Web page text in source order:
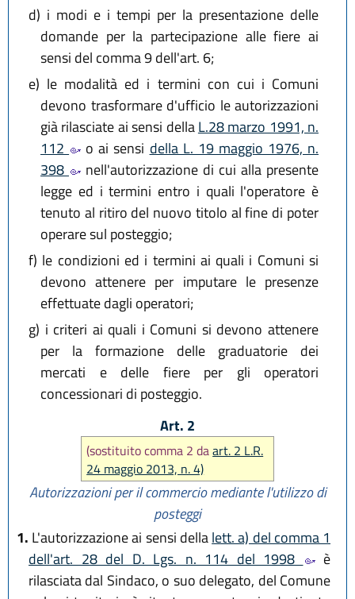
d) i modi e i tempi per la presentazione delle
domande per la partecipazione alle fiere ai
sensi del comma 9 dell'art. 6;
e) le modalità ed i termini con cui i Comuni
devono trasformare d'ufficio le autorizzazioni
già rilasciate ai sensi dellaL.28 marzo 1991, n.
112
o ai sensi della L. 19 maggio 1976, n.
398
nell'autorizzazione di cui alla presente
legge ed i termini entro i quali l'operatore è
tenuto al ritiro del nuovo titolo al fine di poter
operare sul posteggio;
f) le condizioni ed i termini ai quali i Comuni si
devono attenere per imputare le presenze
effettuate dagli operatori;
g) i criteri ai quali i Comuni si devono attenere
per la formazione delle graduatorie dei
mercati e delle fiere per gli operatori
concessionari di posteggio.
Art. 2
(sostituito comma 2 daart. 2 L.R.
24 maggio 2013, n. 4)
Autorizzazioni per il commercio mediante l'utilizzo di
posteggi
1. L'autorizzazione ai sensi dellalett. a) del comma 1
dell'art. 28 del D. Lgs. n. 114 del 1998
è
rilasciata dal Sindaco, o suo delegato, del Comune